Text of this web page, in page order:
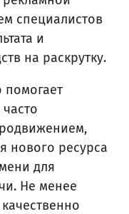
специалистов
и
на раскрутку.
помогает
нового ресурса
для
Не менее